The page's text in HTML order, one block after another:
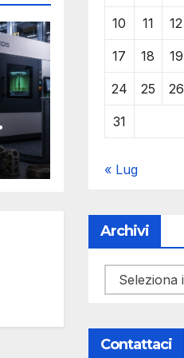
10 11 12
17 18 19
24 25 26
31
« Lug
Archivi
Archivi
Contattaci